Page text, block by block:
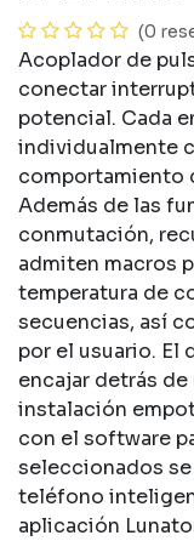
(0
Acoplador de
conectar
potencial. Cada
individualmente
comportamiento
Además de las
conmutación,
admiten macros
temperatura de
secuencias, así
por el usuario. El
encajar detrás
instalación
con el software
seleccionados
teléfono
aplicación